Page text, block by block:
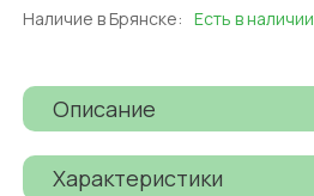
Наличие в Брянске: Есть в наличии
Описание
Характеристики